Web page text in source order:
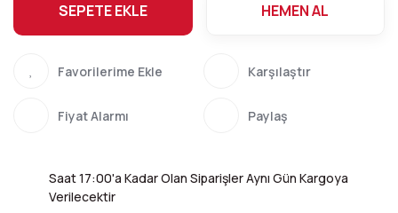
SEPETE EKLE HEMEN AL
Karşılaştır
Fiyat Alarmı Paylaş
Saat 17:00'a Kadar Olan Siparişler Aynı Gün Kargoya
Verilecektir